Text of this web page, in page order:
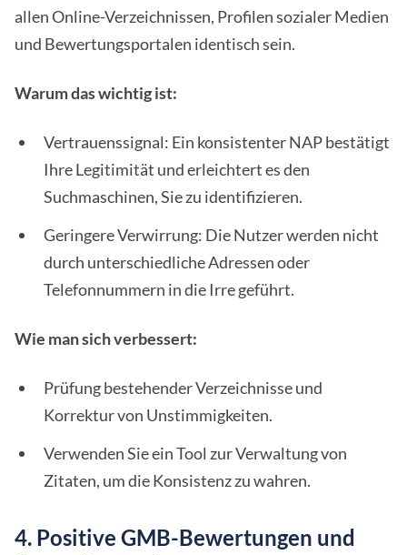
allen Online-Verzeichnissen, Profilen sozialer Medien
und Bewertungsportalen identisch sein.
Warum das wichtig ist:
Vertrauenssignal: Ein konsistenter NAP bestätigt
Ihre Legitimität und erleichtert es den
Suchmaschinen, Sie zu identifizieren.
Geringere Verwirrung: Die Nutzer werden nicht
durch unterschiedliche Adressen oder
Telefonnummern in die Irre geführt.
Wie man sich verbessert:
Prüfung bestehender Verzeichnisse und
Korrektur von Unstimmigkeiten.
Verwenden Sie ein Tool zur Verwaltung von
Zitaten, um die Konsistenz zu wahren.
4. Positive GMB-Bewertungen und